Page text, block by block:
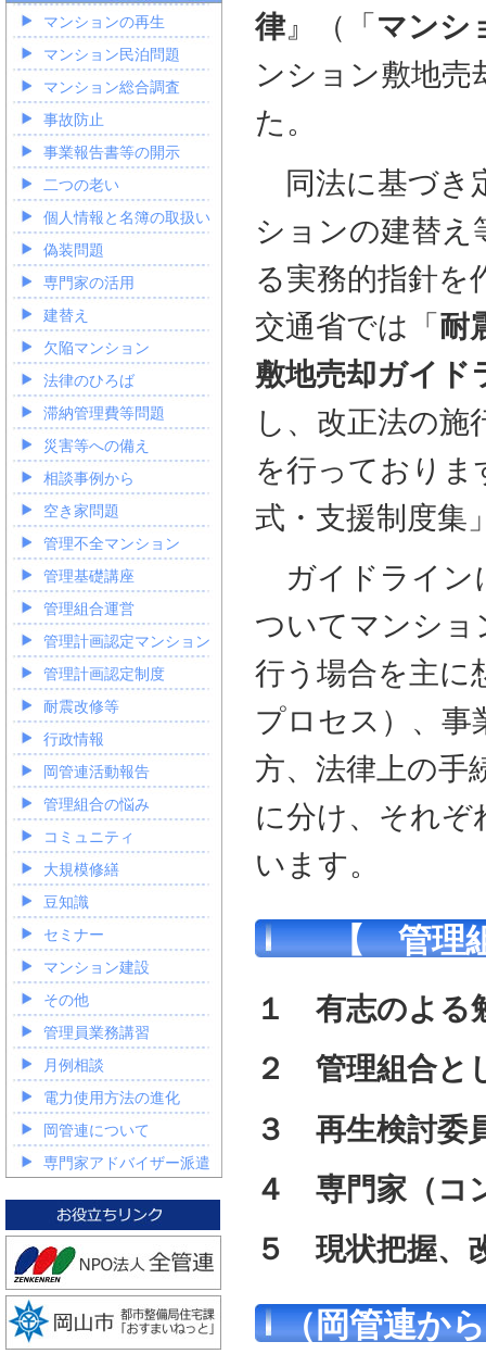
律』（「 マンシ
ンション敷地売
た。
同法に基づき
ションの建替え
る実務的指針を
交通省では「 耐
敷地売却ガイド
し、改正法の施
を行っておりま
式・支援制度集
ガイドライン
ついてマンショ
行う場合を主に
プロセス）、事
方、法律上の手
に分け、それぞ
います。
【 管理
１ 有志のよる
２ 管理組合と
３ 再生検討委
４ 専門家（コ
５ 現状把握、
（岡管連か
マンションの再生
マンション民泊問題
マンション総合調査
事故防止
事業報告書等の開示
二つの老い
個人情報と名簿の取扱い
偽装問題
専門家の活用
建替え
欠陥マンション
法律のひろば
滞納管理費等問題
災害等への備え
相談事例から
空き家問題
管理不全マンション
管理基礎講座
管理組合運営
管理計画認定マンション
管理計画認定制度
耐震改修等
行政情報
岡管連活動報告
管理組合の悩み
コミュニティ
大規模修繕
豆知識
セミナー
マンション建設
その他
管理員業務講習
月例相談
電力使用方法の進化
岡管連について
専門家アドバイザー派遣